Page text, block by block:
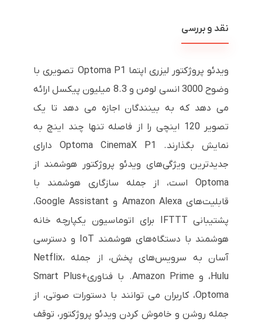
نقد و بررسی
ویدئو پروژکتور لیزری اپتما Optoma P1 تصویری با
وضوح 3000 انسی لومن و 8.3 میلیون پیکسل ارائه
می دهد که به بینندگان اجازه می دهد تا یک
تصویر 120 اینچی را از فاصله تنها چند اینچ به
نمایش بگذارند. Optoma CinemaX P1 دارای
جدیدترین ویژگی‌های ویدئو پروژکتور هوشمند از
Optoma است، از جمله سازگاری هوشمند با
قابلیت‌های Amazon Alexa و Google Assistant،
پشتیبانی IFTTT برای اتوماسیون یکپارچه خانه
هوشمند با دستگاه‌های هوشمند IoT و دسترسی
آسان به سرویس‌های پخش، از جمله Netflix،
Hulu، و Amazon Prime. با فناوری+Smart Plus
Optoma، کاربران می توانند با دستورات صوتی، از
جمله روشن و خاموش کردن ویدئو پروژکتور، توقف